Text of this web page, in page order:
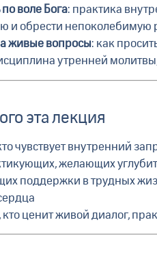
воле Бога: практика
и обрести непоколебимую
живые вопросы: как
утренней
эта лекция
чувствует внутренний
желающих
поддержки в трудных
ценит живой диалог,